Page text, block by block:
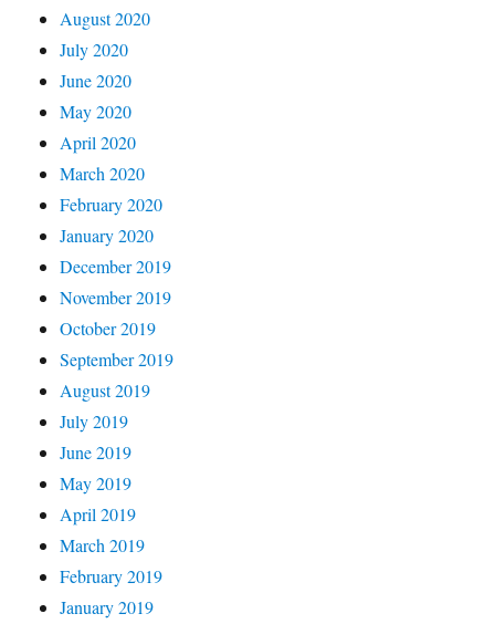
August 2020
July 2020
June 2020
May 2020
April 2020
March 2020
February 2020
January 2020
December 2019
November 2019
October 2019
September 2019
August 2019
July 2019
June 2019
May 2019
April 2019
March 2019
February 2019
January 2019